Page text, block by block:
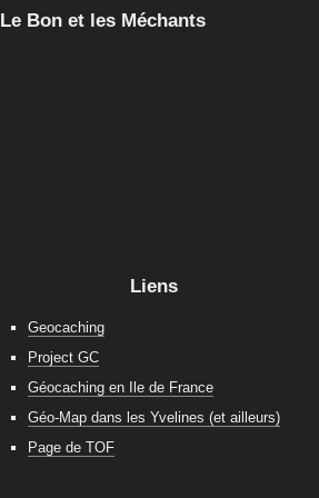
Le Bon et les Méchants
Liens
Geocaching
Project GC
Géocaching en Ile de France
Géo-Map dans les Yvelines (et ailleurs)
Page de TOF